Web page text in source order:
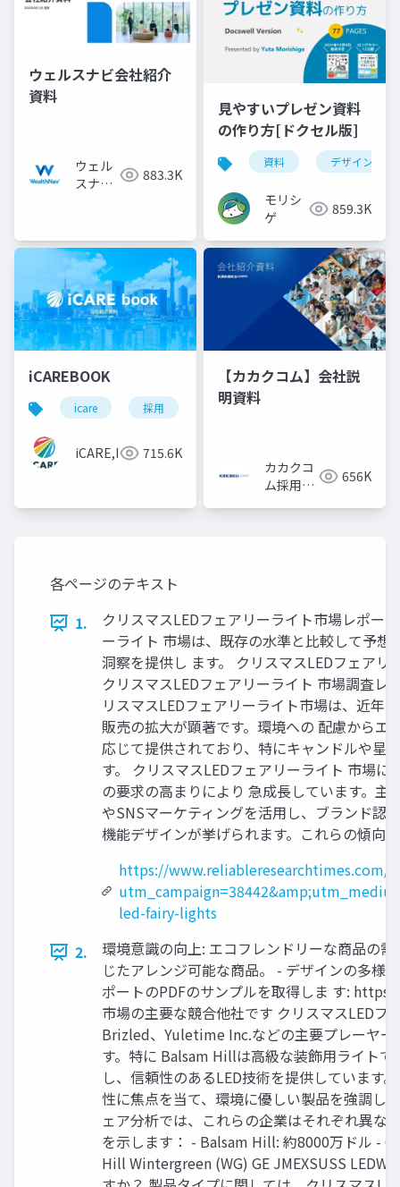
ウェルスナビ会社紹介
資料
ウェル
スナビ
883.3K
見やすいプレゼン資料
の作り方[ドクセル版]
資料 デザイン
モリシ
ゲ
859.3K
iCAREBOOK
icare 採用 カルチャーデック
iCARE,Inc 715.6K
【カカクコム】会社説
明資料
カカクコ
ム採用担
656K
各ページのテキスト
1.
クリスマスLEDフェアリーライト市場レポー
ーライト 市場は、既存の水準と比較して予
洞察を提供し ます。 クリスマスLEDフェア
クリスマスLEDフェアリーライト 市場調査
リスマスLEDフェアリーライト市場は、近年
販売の拡大が顕著です。環境への 配慮から
応じて提供されており、特にキャンドルや星
す。 クリスマスLEDフェアリーライト 市場
の要求の高まりにより 急成長しています。
やSNSマーケティングを活用し、ブランド認
機能デザインが挙げられます。これらの傾向
https://www.reliableresearchtimes.com/
led-fairy-lights
2.
環境意識の向上: エコフレンドリーな商品の
じたアレンジ可能な商品。 - デザインの多様
ポートのPDFのサンプルを取得しま す:
市場の主要な競合他社です クリスマスLEDフ
Brizled、Yuletime Inc.などの主要プレーヤー
す。特に Balsam Hillは高級な装飾用ライト
し、信頼性のあるLED技術を提供しています
性に焦点を当て、環境に優しい製品を強調し
ェア分析では、これらの企業はそれぞれ異な
を示します： - Balsam Hill: 約8000万ドル -
Hill Wintergreen (WG) GE JMEXSUSS